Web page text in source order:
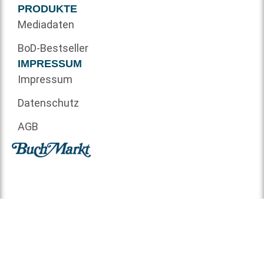
PRODUKTE
Mediadaten
BoD-Bestseller
IMPRESSUM
Impressum
Datenschutz
AGB